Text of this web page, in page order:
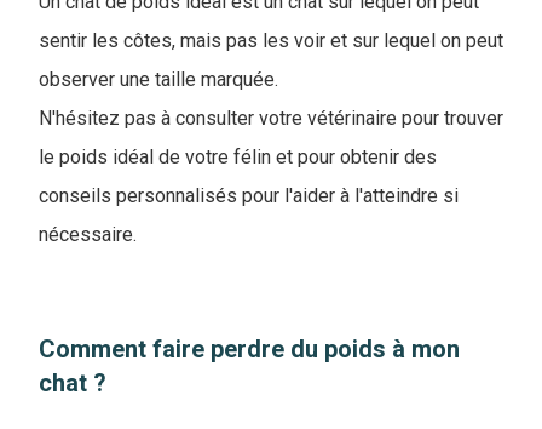
sentir les côtes, mais pas les voir et sur lequel on peut
observer une taille marquée.
N'hésitez pas à consulter votre vétérinaire pour trouver
le poids idéal de votre félin et pour obtenir des
conseils personnalisés pour l'aider à l'atteindre si
nécessaire.
Comment faire perdre du poids à mon
chat ?